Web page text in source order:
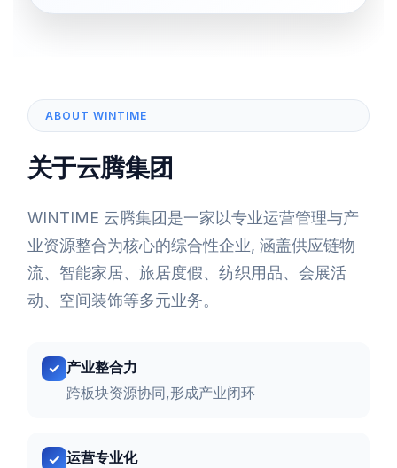
ABOUT WINTIME
关于云腾集团
WINTIME 云腾集团是一家以专业运营管理与产
业资源整合为核心的综合性企业, 涵盖供应链物
流、智能家居、旅居度假、纺织用品、会展活
动、空间装饰等多元业务。
产业整合力
跨板块资源协同,形成产业闭环
运营专业化